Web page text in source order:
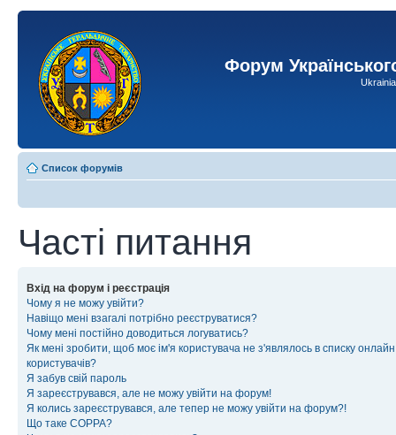
Форум
Список форумів
Часті питання
Вхід на форум і реєстрація
Чому я не можу увійти?
Навіщо мені взагалі потрібно реєструватися?
Чому мені постійно доводиться логуватись?
Як мені зробити, щоб моє ім'я користувача не з'являлось в списку онлайн
користувачів?
Я забув свій пароль
Я зареєструвався, але не можу увійти на форум!
Я колись зареєструвався, але тепер не можу увійти на форум?!
Що таке COPPA?